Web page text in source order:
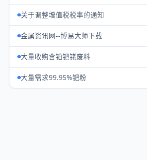
关于调整增值税税率的通知
金属资讯网--博易大师下载
大量收购含铂钯铑废料
大量需求99.95%钯粉